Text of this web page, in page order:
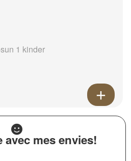
1 kinder
avec mes envies!